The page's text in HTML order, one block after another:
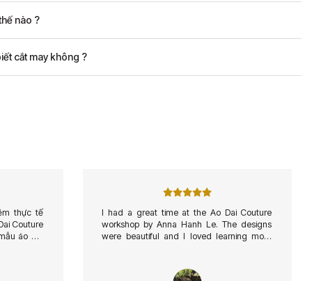
nào ?
cắt may không ?
thực tế
Couture
áo dài
I had a great time at the Ao Dai Couture
workshop by Anna Hanh Le. The designs
were beautiful and I loved learning more